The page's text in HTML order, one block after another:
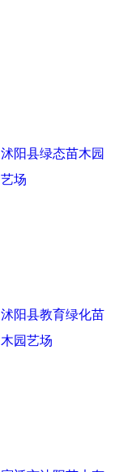
沭阳县绿态苗木园
艺场
沭阳县教育绿化苗
木园艺场